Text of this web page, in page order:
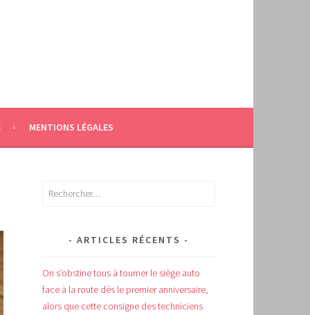
MENTIONS LÉGALES
Rechercher :
ARTICLES RÉCENTS
On s’obstine tous à tourner le siège auto
face à la route dès le premier anniversaire,
alors que cette consigne des techniciens